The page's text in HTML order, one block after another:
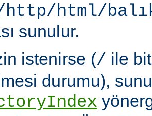
html/
sunulur.
istenirse (/ ile
durumu),